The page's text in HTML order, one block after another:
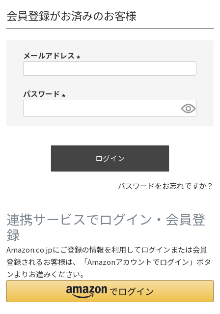
会員登録がお済みのお客様
メールアドレス
パスワード
)
ログイン
パスワードをお忘れですか？
連携サービスでログイン・会員登
録
Amazon.co.jpにご登録の情報を利用してログインまたは会員
登録されるお客様は、「Amazonアカウントでログイン」ボタ
ンよりお進みください。